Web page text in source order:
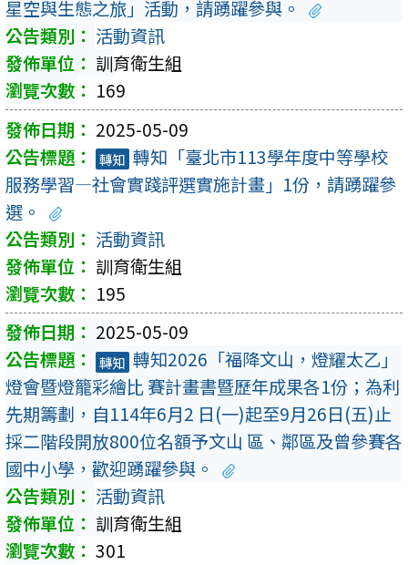
星空與生態之旅」活動，請踴躍參與。
活動資訊
訓育衛生組
169
2025-05-09
轉知 轉知「臺北市113學年度中等學校
服務學習—社會實踐評選實施計畫」1份，請踴躍參
選。
活動資訊
訓育衛生組
195
2025-05-09
轉知 轉知2026「福降文山，燈耀太乙」
燈會暨燈籠彩繪比 賽計畫書暨歷年成果各1份；為利
先期籌劃，自114年6月2 日(一)起至9月26日(五)止
採二階段開放800位名額予文山 區、鄰區及曾參賽各
國中小學，歡迎踴躍參與。
活動資訊
訓育衛生組
301